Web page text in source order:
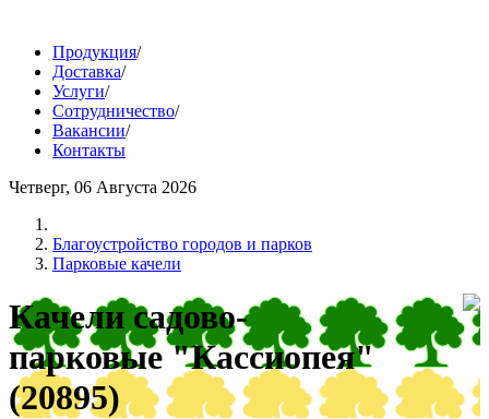
Продукция/
Доставка/
Услуги/
Сотрудничество/
Вакансии/
Контакты
Четверг, 06 Августа 2026
Благоустройство городов и парков
Парковые качели
Качели садово-
парковые "Кассиопея"
(20895)